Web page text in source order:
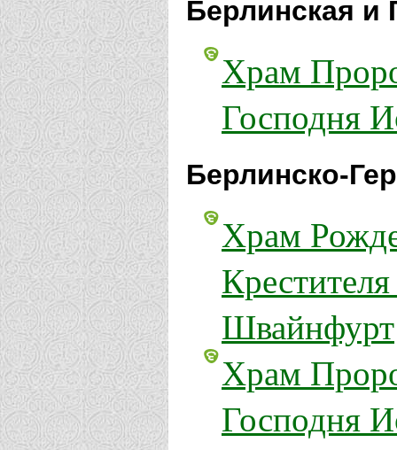
Берлинская и
Храм
Господня
Берлинско-
Храм
Швайнфурт
Храм
Господня